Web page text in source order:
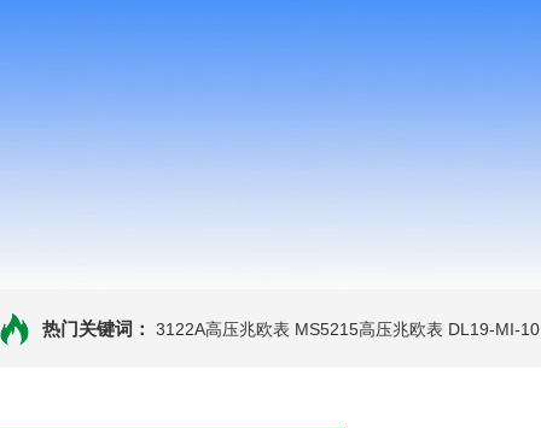
热门关键词： 3122A高压兆欧表 MS5215高压兆欧表 DL19-MI-